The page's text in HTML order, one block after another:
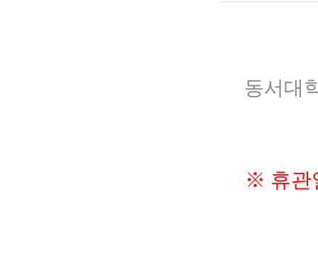
동서대
※ 휴